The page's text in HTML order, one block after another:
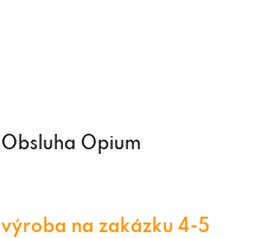
Obsluha Opium
výroba na zakázku 4-5